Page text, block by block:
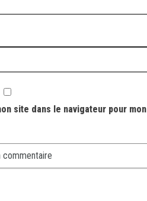
site dans le navigateur pour mon